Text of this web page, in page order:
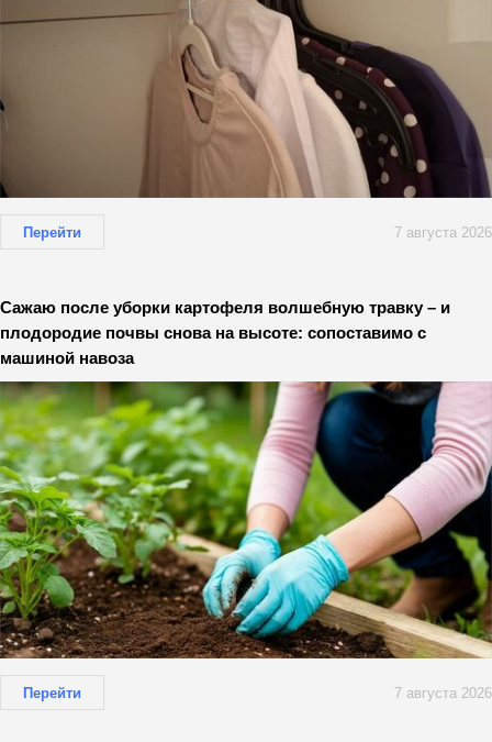
Перейти 7 августа 2026
Сажаю после уборки картофеля волшебную травку – и
плодородие почвы снова на высоте: сопоставимо с
машиной навоза
Перейти 7 августа 2026